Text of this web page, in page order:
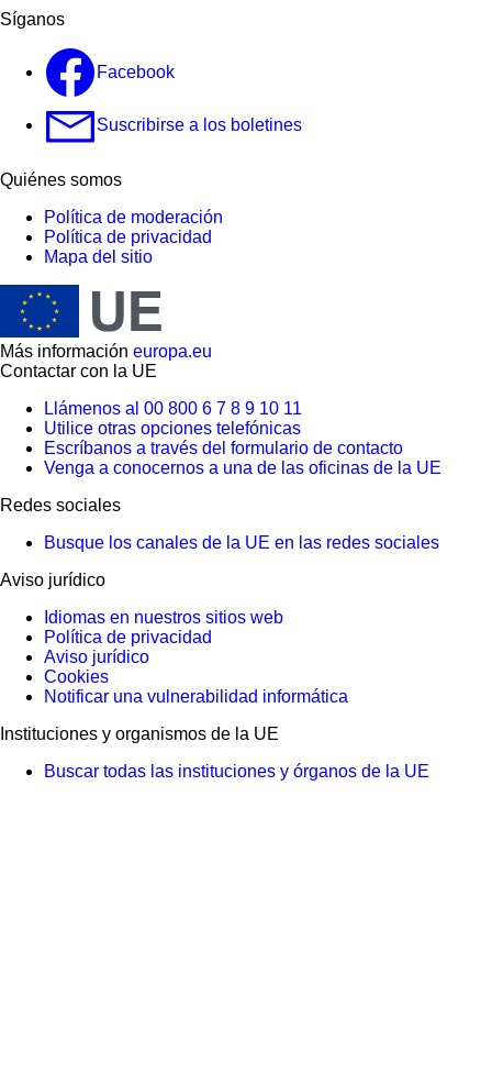
Síganos
Facebook
Suscribirse a los boletines
Quiénes somos
Política de moderación
Política de privacidad
Mapa del sitio
Más información europa.eu
Contactar con la UE
Llámenos al 00 800 6 7 8 9 10 11
Utilice otras opciones telefónicas
Escríbanos a través del formulario de contacto
Venga a conocernos a una de las oficinas de la UE
Redes sociales
Busque los canales de la UE en las redes sociales
Aviso jurídico
Idiomas en nuestros sitios web
Política de privacidad
Aviso jurídico
Cookies
Notificar una vulnerabilidad informática
Instituciones y organismos de la UE
Buscar todas las instituciones y órganos de la UE